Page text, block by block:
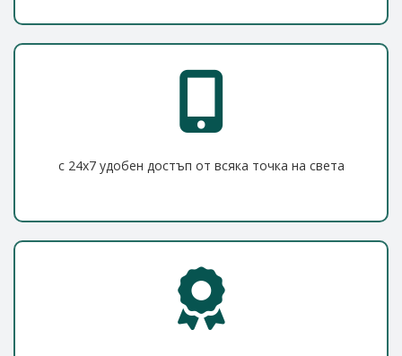
с 24x7 удобен достъп от всяка точка на света